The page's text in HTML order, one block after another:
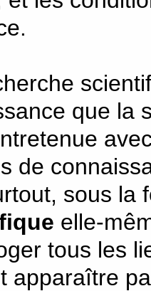
que la
de
sous la
elle-
tous les
apparaître